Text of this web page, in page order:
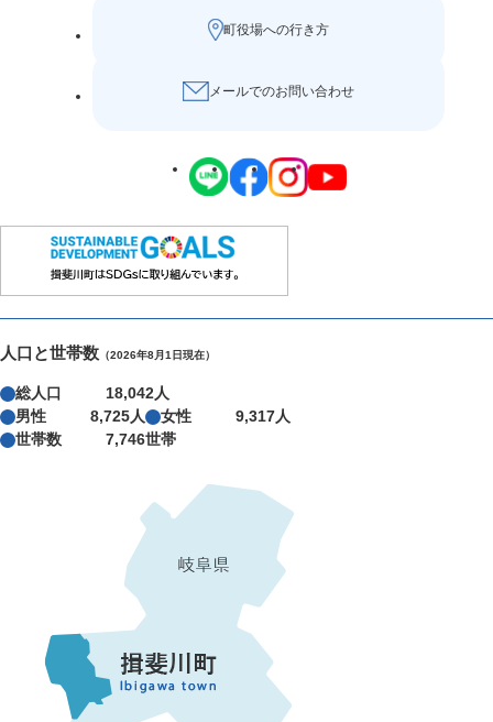
町役場への行き方
メールでのお問い合わせ
人口と世帯数 （2026年8月1日現在）
総人口
18,042人
男性
8,725人 女性
9,317人
世帯数
7,746世帯